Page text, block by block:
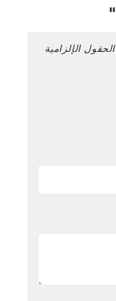
الحقول الإلزامية